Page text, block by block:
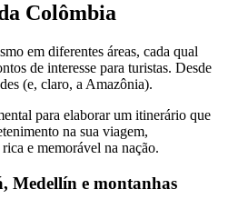
Colômbia
em diferentes áreas, cada qual
de interesse para turistas. Desde
(e, claro, a Amazônia).
para elaborar um itinerário que
na sua viagem,
e memorável na nação.
Medellín e montanhas